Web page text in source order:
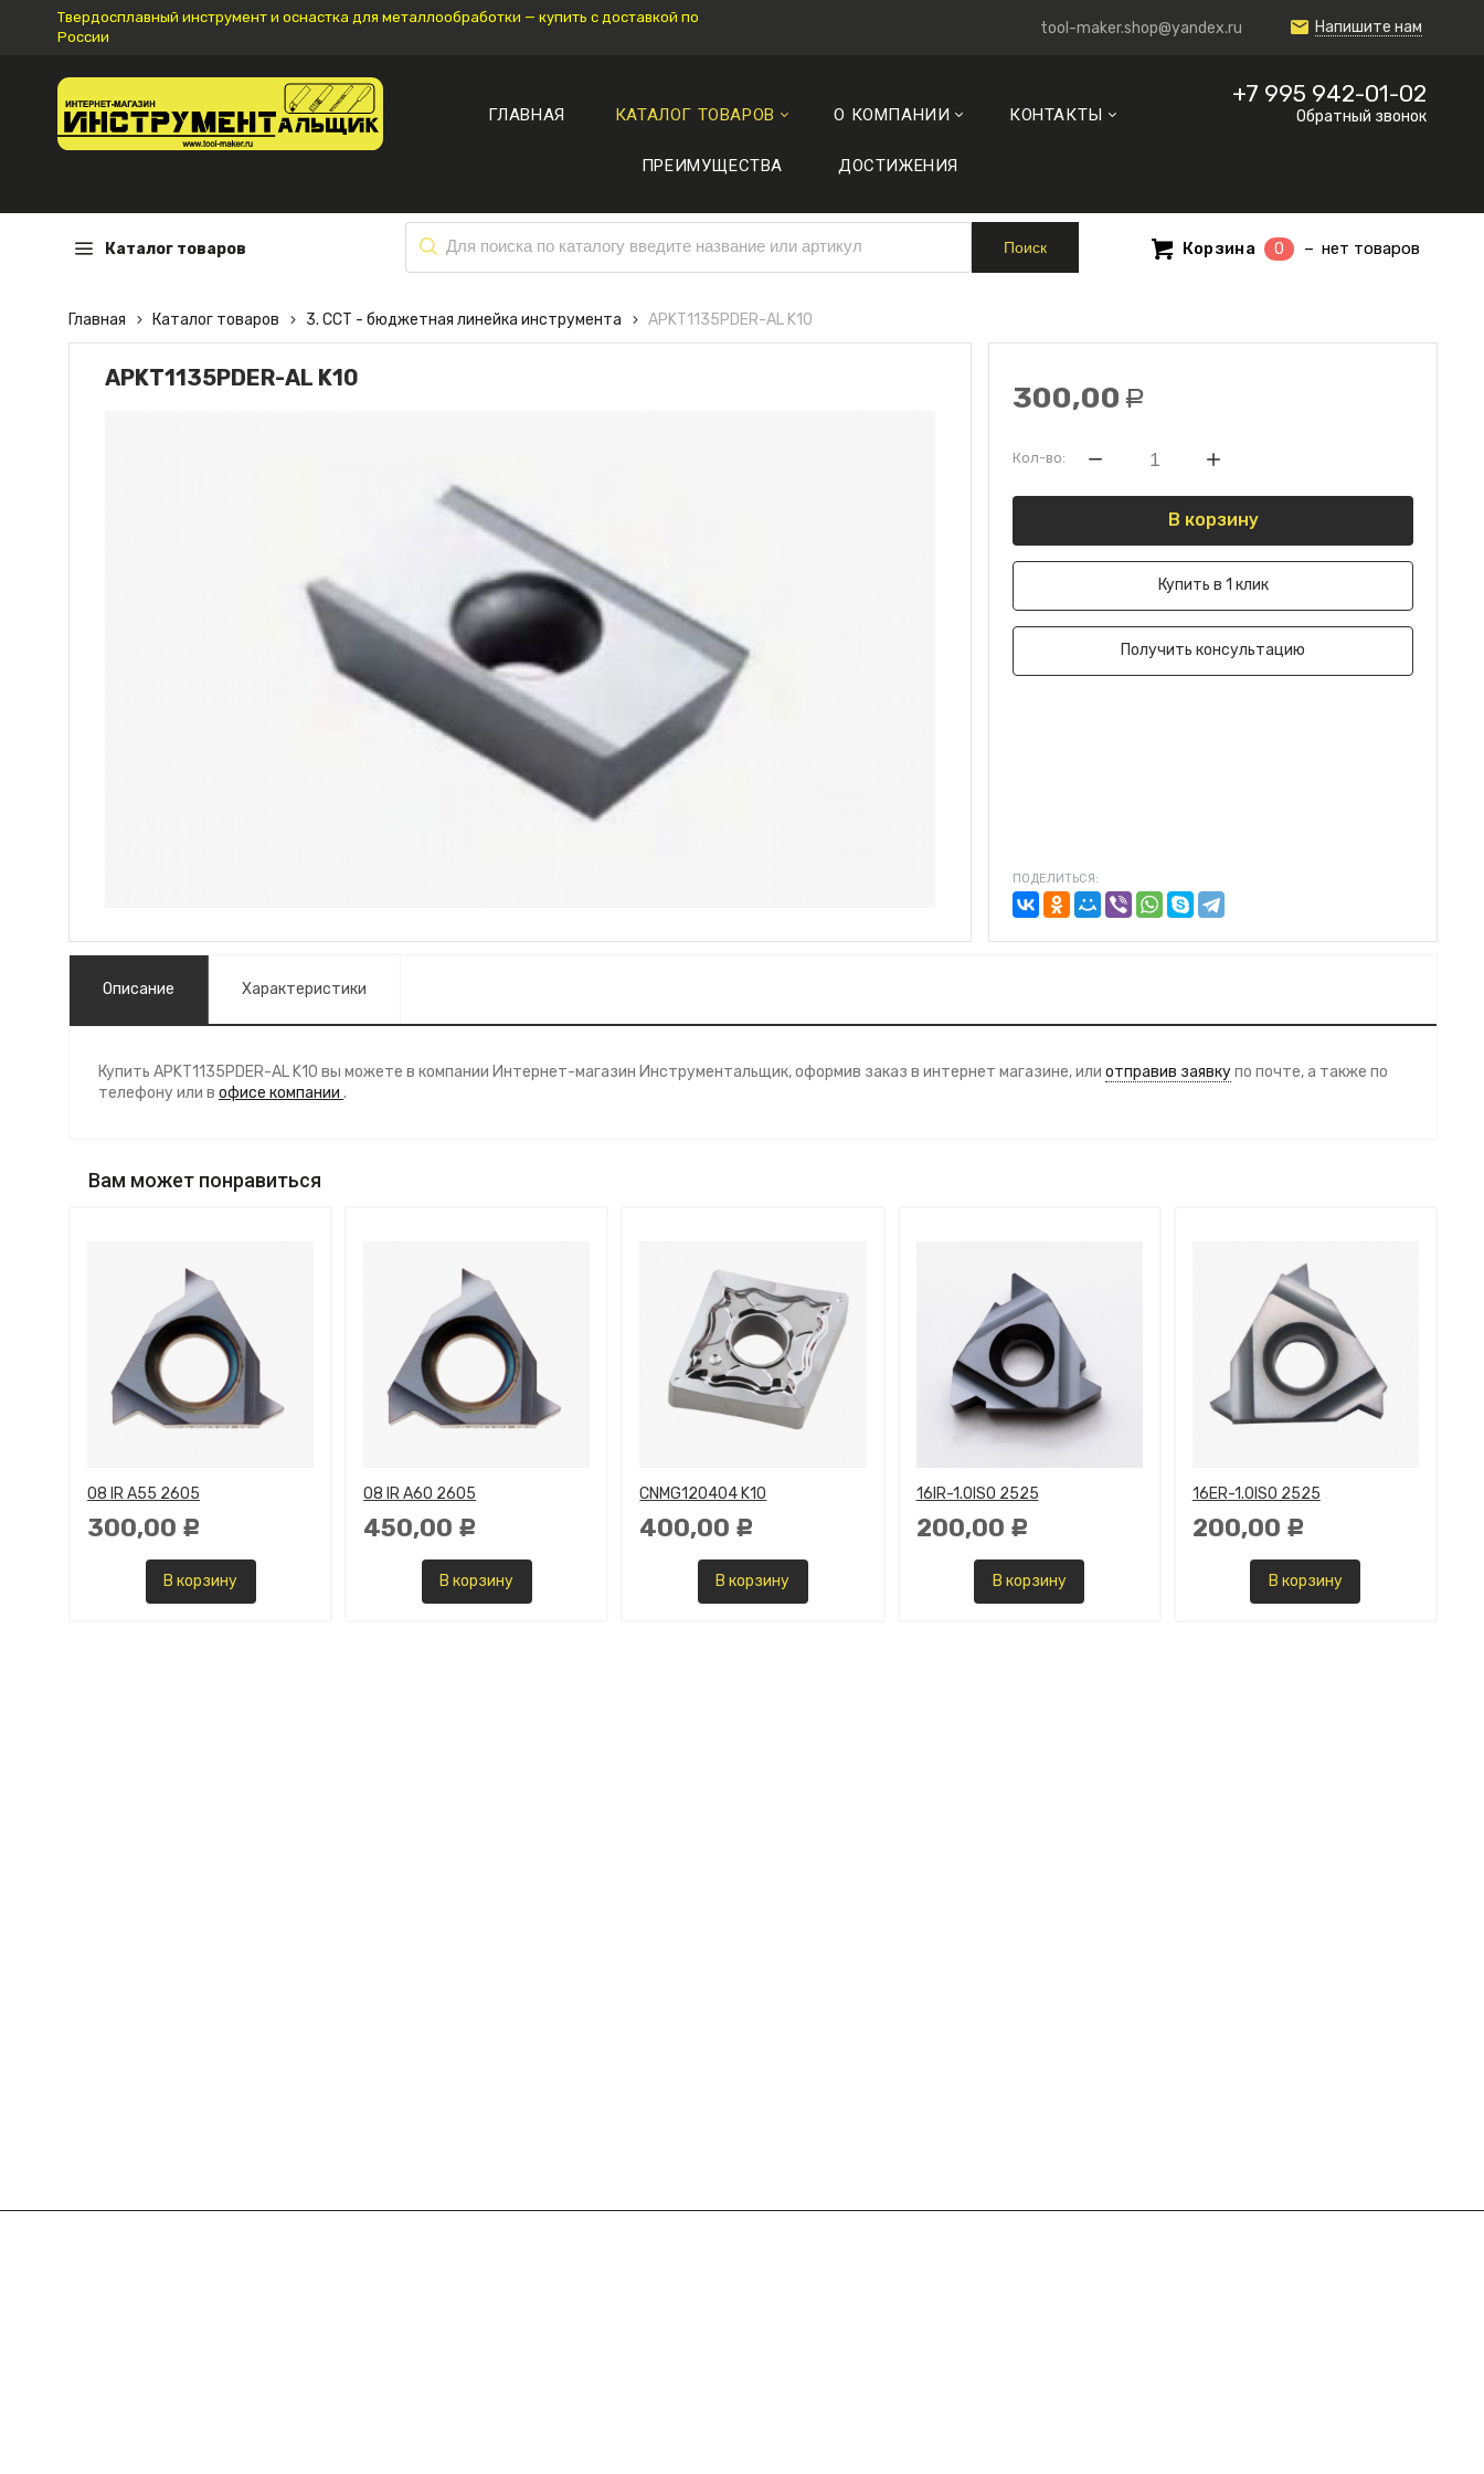
Твердосплавный инструмент и оснастка для металлообработки — купить с доставкой по
России
tool-maker.shop@yandex.ru Напишите нам
ГЛАВНАЯ КАТАЛОГ ТОВАРОВ О КОМПАНИИ КОНТАКТЫ
ПРЕИМУЩЕСТВА ДОСТИЖЕНИЯ
+7 995 942-01-02
Обратный звонок
Каталог товаров Корзина 0 нет товаров
Главная Каталог товаров 3. CCT - бюджетная линейка инструмента APKT1135PDER-AL K10
APKT1135PDER-AL K10
300,00 Р
Кол-во:
В корзину
Купить в 1 клик
Получить консультацию
ПОДЕЛИТЬСЯ:
Описание Характеристики
Купить APKT1135PDER-AL K10 вы можете в компании Интернет-магазин Инструментальщик, оформив заказ в интернет магазине, или отправив заявкупо почте, а также по
телефону или в офисе компании .
Вам может понравиться
08 IR A55 2605
300,00 Р
В корзину
08 IR A60 2605
450,00 Р
В корзину
CNMG120404 K10
400,00 Р
В корзину
16IR-1.0ISO 2525
200,00 Р
В корзину
16ER-1.0ISO 2525
200,00 Р
В корзину